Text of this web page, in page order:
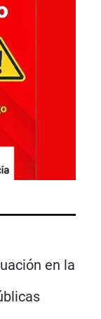
en la